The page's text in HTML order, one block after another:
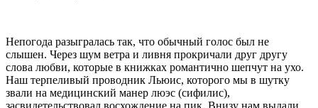
Непогода разыгралась так, что обычный голос был не
слышен. Через шум ветра и ливня прокричали друг другу
слова любви, которые в книжках романтично шепчут на ухо.
Наш терпеливый проводник Льюис, которого мы в шутку
звали на медицинский манер люэс (сифилис),
засвидетельствовал восхождение на пик. Внизу нам выдали